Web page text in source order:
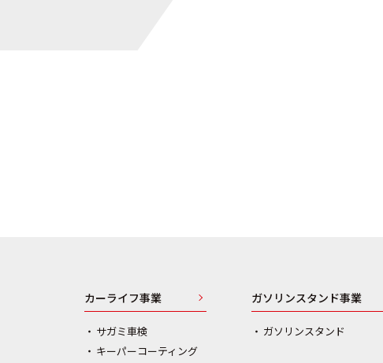
カーライフ事業
サガミ車検
キーパーコーティング
ガソリンスタンド事業
ガソリンスタンド